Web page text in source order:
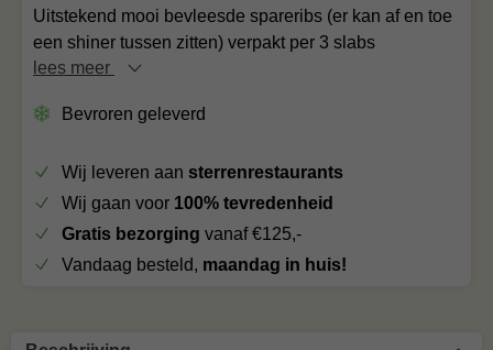
Uitstekend mooi bevleesde spareribs (er kan af en toe
een shiner tussen zitten) verpakt per 3 slabs
lees meer
Bevroren geleverd
Wij leveren aan sterrenrestaurants
Wij gaan voor 100% tevredenheid
Gratis bezorging vanaf €125,-
Vandaag besteld, maandag in huis!